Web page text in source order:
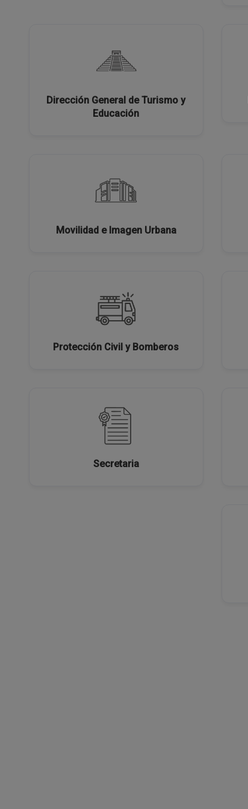
Dirección General de Turismo y
Educación
Movilidad e Imagen Urbana
Protección Civil y Bomberos
Secretaria